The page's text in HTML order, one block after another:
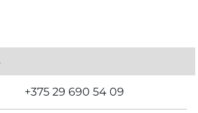
+375 29 690 54 09